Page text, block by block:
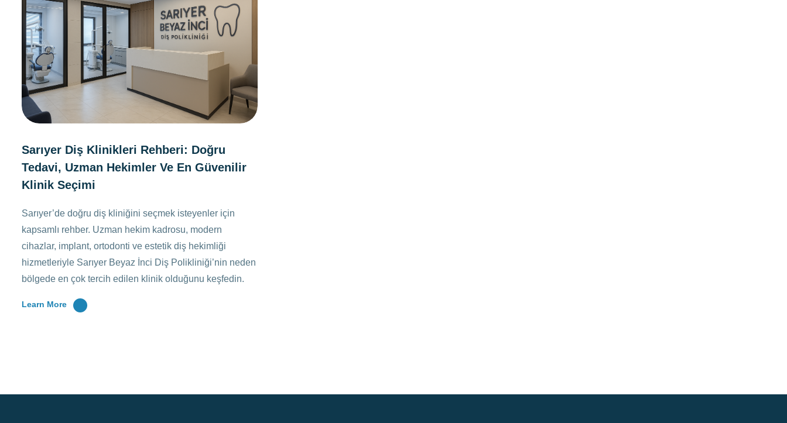
Sarıyer Diş Klinikleri Rehberi: Doğru
Tedavi, Uzman Hekimler Ve En Güvenilir
Klinik Seçimi
Sarıyer’de doğru diş kliniğini seçmek isteyenler için
kapsamlı rehber. Uzman hekim kadrosu, modern
cihazlar, implant, ortodonti ve estetik diş hekimliği
hizmetleriyle Sarıyer Beyaz İnci Diş Polikliniği’nin neden
bölgede en çok tercih edilen klinik olduğunu keşfedin.
Learn More